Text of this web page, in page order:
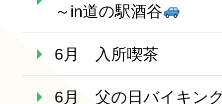
～in道の駅酒谷
6月 入所喫茶
6月 父の日バイキン